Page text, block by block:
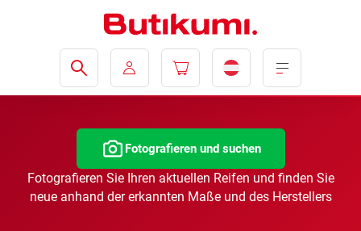
Fotografieren und suchen
Fotografieren Sie Ihren aktuellen Reifen und finden Sie
neue anhand der erkannten Maße und des Herstellers